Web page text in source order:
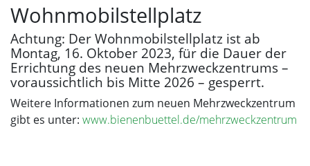
Wohnmobilstellplatz
Achtung: Der Wohnmobilstellplatz ist ab
Montag, 16. Oktober 2023, für die Dauer der
Errichtung des neuen Mehrzweckzentrums –
voraussichtlich bis Mitte 2026 – gesperrt.
Weitere Informationen zum neuen Mehrzweckzentrum
gibt es unter: www.bienenbuettel.de/mehrzweckzentrum